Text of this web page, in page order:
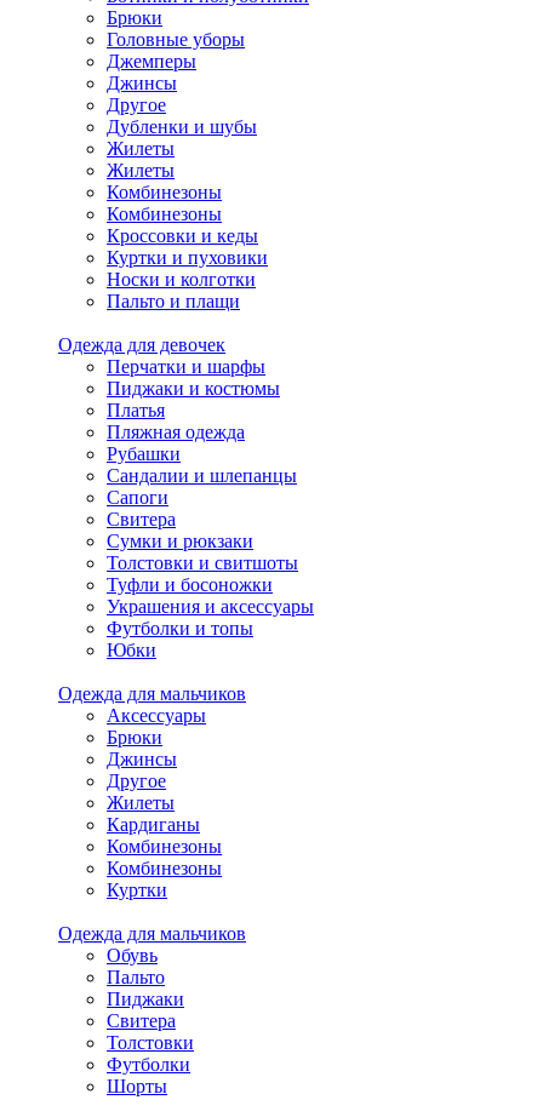
Брюки
Головные уборы
Джемперы
Джинсы
Другое
Дубленки и шубы
Жилеты
Жилеты
Комбинезоны
Комбинезоны
Кроссовки и кеды
Куртки и пуховики
Носки и колготки
Пальто и плащи
Одежда для девочек
Перчатки и шарфы
Пиджаки и костюмы
Платья
Пляжная одежда
Рубашки
Сандалии и шлепанцы
Сапоги
Свитера
Сумки и рюкзаки
Толстовки и свитшоты
Туфли и босоножки
Украшения и аксессуары
Футболки и топы
Юбки
Одежда для мальчиков
Аксессуары
Брюки
Джинсы
Другое
Жилеты
Кардиганы
Комбинезоны
Комбинезоны
Куртки
Одежда для мальчиков
Обувь
Пальто
Пиджаки
Свитера
Толстовки
Футболки
Шорты